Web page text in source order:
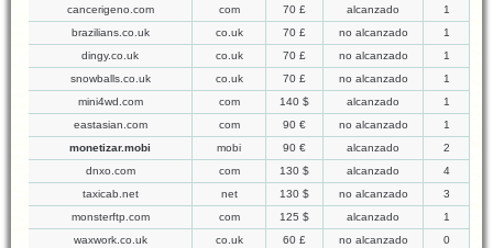
cancerigeno.com
com 70 £ alcanzado
1
brazilians.co.uk
co.uk 70 £ no alcanzado
1
dingy.co.uk
co.uk 70 £ no alcanzado
1
snowballs.co.uk
co.uk 70 £ no alcanzado
1
mini4wd.com
com 140 $ alcanzado
1
eastasian.com
com 90 € no alcanzado
1
monetizar.mobi
mobi 90 € alcanzado
2
dnxo.com
com 130 $ alcanzado
4
taxicab.net
net 130 $ no alcanzado
3
monsterftp.com
com 125 $ alcanzado
1
waxwork.co.uk
co.uk 60 £ no alcanzado
0